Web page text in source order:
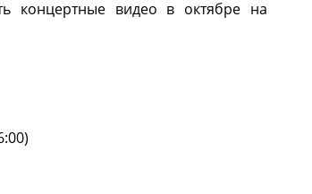
концертные видео в октябре на